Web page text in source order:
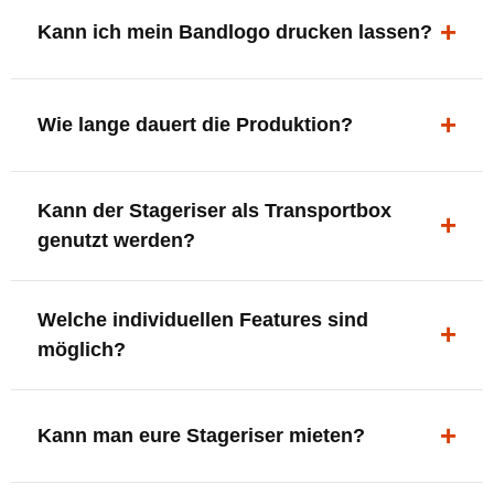
ergonomisch, sicher und gut sichtbar.
Kann ich mein Bandlogo drucken lassen?
deine Bühne, deine Marke.
Wie lange dauert die Produktion?
innerhalb Deutschlands kostenfrei.
Kann der Stageriser als Transportbox
genutzt werden?
oder Zubehör nutzen.
Welche individuellen Features sind
möglich?
XLR-Brücke / Schnittstelle
Setlist-Clip
Kann man eure Stageriser mieten?